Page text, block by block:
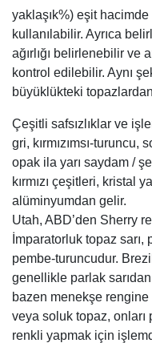
yaklaşık%) eşit
kullanılabilir. Ayrıca
ağırlığı belirlenebilir ve
kontrol edilebilir. Aynı
büyüklükteki
Çeşitli safsızlıklar ve
gri, kırmızımsı-
opak ila yarı saydam /
kırmızı çeşitleri, kristal
alüminyumdan gelir.
Utah, ABD’den Sherry
İmparatorluk topaz
pembe-turuncudur.
genellikle parlak
bazen menekşe
veya soluk topaz, onları
renkli yapmak için